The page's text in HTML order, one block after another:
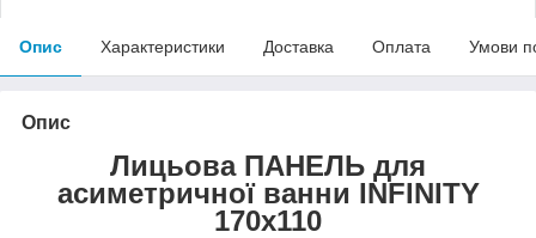
Опис Характеристики Доставка Оплата Умови
Опис
Лицьова ПАНЕЛЬ для
асиметричної ванни INFINITY
170х110